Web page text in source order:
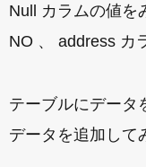
Null カラムの値を
NO 、 address カ
テーブルにデータ
データを追加して